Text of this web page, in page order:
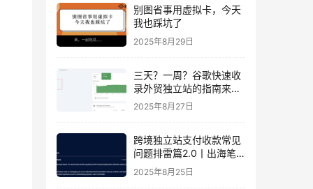
别图省事用虚拟卡，今天
我也踩坑了
2025年8月29日
三天？一周？谷歌快速收
录外贸独立站的指南来
了！丨出海笔记
2025年8月27日
跨境独立站支付收款常见
问题排雷篇2.0丨出海笔
记
2025年8月25日